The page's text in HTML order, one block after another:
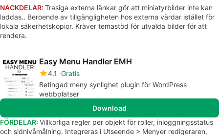
NACKDELAR: Trasiga externa länkar gör att miniatyrbilder inte kan
laddas.. Beroende av tillgängligheten hos externa värdar istället för
lokala säkerhetskopior. Kräver temastöd för utvalda bilder för att
rendera.
Easy Menu Handler EMH
4.1 Gratis
Betingad meny synlighet plugin för WordPress
webbplatser
Download
FÖRDELAR: Villkorliga regler per objekt för roller, inloggningsstatus
och sidnivåmålning. Integreras i Utseende > Menyer redigeraren,